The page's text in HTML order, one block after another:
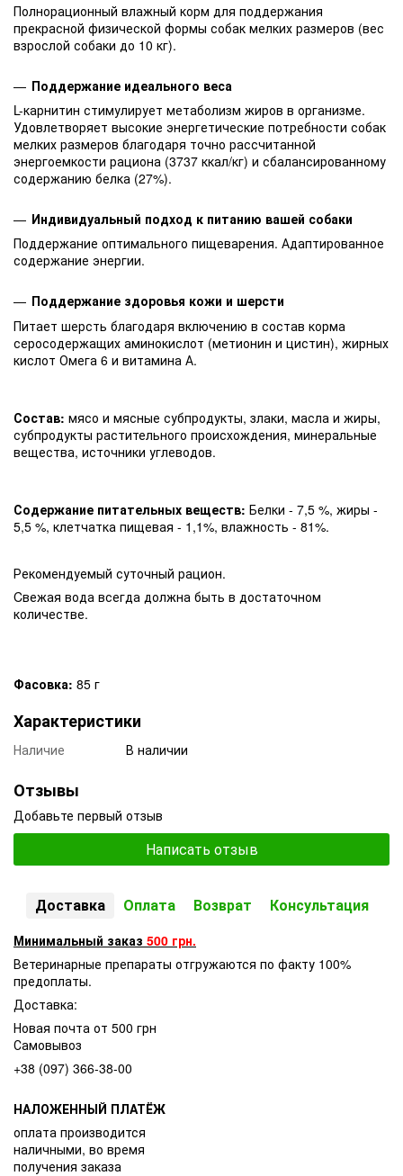
Полнорационный влажный корм для поддержания
прекрасной физической формы собак мелких размеров (вес
взрослой собаки до 10 кг).
Поддержание идеального веса
L-карнитин стимулирует метаболизм жиров в организме.
Удовлетворяет высокие энергетические потребности собак
мелких размеров благодаря точно рассчитанной
энергоемкости рациона (3737 ккал/кг) и сбалансированному
содержанию белка (27%).
Индивидуальный подход к питанию вашей собаки
Поддержание оптимального пищеварения. Адаптированное
содержание энергии.
Поддержание здоровья кожи и шерсти
Питает шерсть благодаря включению в состав корма
серосодержащих аминокислот (метионин и цистин), жирных
кислот Омега 6 и витамина А.
Состав: мясо и мясные субпродукты, злаки, масла и жиры,
субпродукты растительного происхождения, минеральные
вещества, источники углеводов.
Содержание питательных веществ: Белки - 7,5 %, жиры -
5,5 %, клетчатка пищевая - 1,1%, влажность - 81%.
Рекомендуемый суточный рацион.
Cвежая вода всегда должна быть в достаточном
количестве.
Фасовка: 85 г
Характеристики
Наличие В наличии
Отзывы
Добавьте первый отзыв
Написать отзыв
Доставка Оплата Возврат Консультация
Минимальный заказ 500 грн.
Ветеринарные препараты отгружаются по факту 100%
предоплаты.
Доставка:
Новая почта от 500 грн
Самовывоз
+38 (097) 366-38-00
НАЛОЖЕННЫЙ ПЛАТЁЖ
оплата производится
наличными, во время
получения заказа